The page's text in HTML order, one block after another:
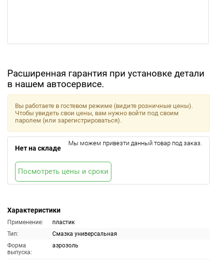
Расширенная гарантия при установке детали
в нашем автосервисе.
Характеристики
Применение:
пластик
Тип:
Смазка универсальная
Форма
выпуска:
аэрозоль
Вы работаете в гостевом режиме (видите розничные цены).
Чтобы увидеть свои цены, вам нужно войти под своим
паролем (или зарегистрироваться).
Нет на складе
Мы можем привезти данный товар под заказ.
Посмотреть цены и сроки